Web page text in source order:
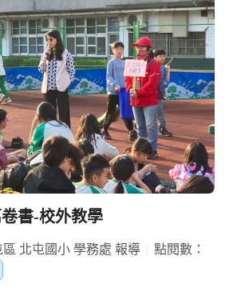
書-校外教學
區 北屯國小 學務處 報導
點閱數：